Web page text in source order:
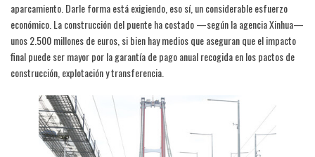
aparcamiento. Darle forma está exigiendo, eso sí, un considerable esfuerzo
económico. La construcción del puente ha costado —según la agencia Xinhua—
unos 2.500 millones de euros, si bien hay medios que aseguran que el impacto
final puede ser mayor por la garantía de pago anual recogida en los pactos de
construcción, explotación y transferencia.